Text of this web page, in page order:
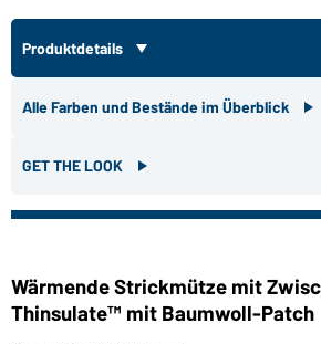
Produktdetails
Alle Farben und Bestände im Überblick
GET THE LOOK
Wärmende Strickmütze mit
Thinsulate™ mit Baumwoll-Patch